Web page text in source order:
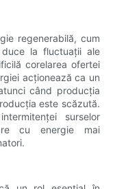
regenerabilă, cum
la fluctuații ale
corelarea ofertei
acționează ca un
când producția
este scăzută.
surselor
cu energie mai